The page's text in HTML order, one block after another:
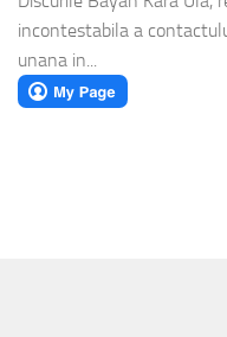
incontestabila a
unana in...